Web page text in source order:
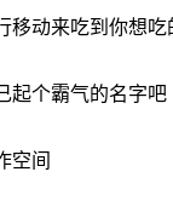
动来吃到你想
起个霸气的名字吧
空间